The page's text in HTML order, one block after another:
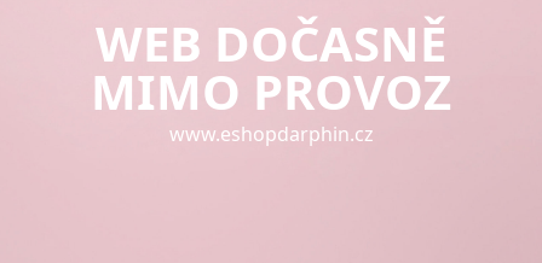
WEB DOČASNĚ
MIMO PROVOZ
www.eshopdarphin.cz